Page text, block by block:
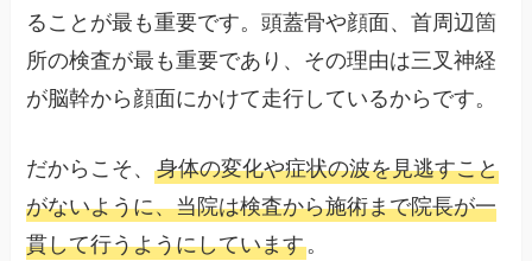
ることが最も重要です。頭蓋骨や顔面、首周辺箇
所の検査が最も重要であり、その理由は三叉神経
が脳幹から顔面にかけて走行しているからです。
だからこそ、身体の変化や症状の波を見逃すこと
がないように、当院は検査から施術まで院長が一
貫して行うようにしています。